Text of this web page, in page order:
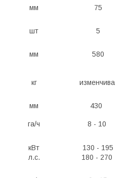
мм 75
шт 5
мм 580
кг изменчива
мм 430
га/ч 8 - 10
кВт
л.с.
130 - 195
180 - 270